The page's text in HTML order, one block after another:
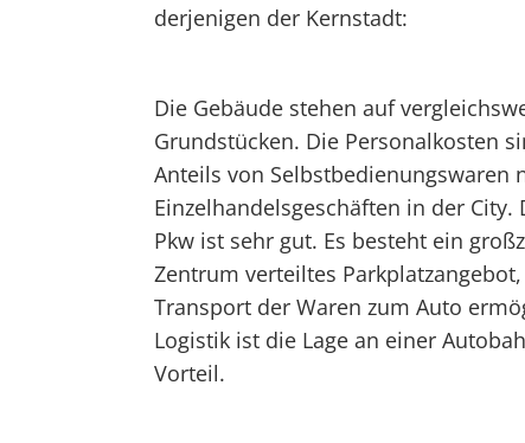
derjenigen der Kernstadt:
Die Gebäude stehen auf
Grundstücken. Die Personalkosten
Anteils von Selbstbedienungswaren
Einzelhandelsgeschäften in der
Pkw ist sehr gut. Es besteht ein
Zentrum verteiltes
Transport der Waren zum Auto
Logistik ist die Lage an einer
Vorteil.